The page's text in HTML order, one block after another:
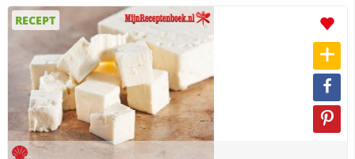
RECEPT